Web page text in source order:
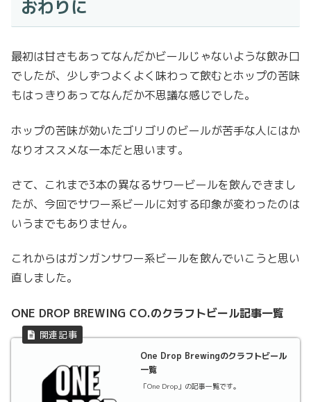
おわりに
最初は甘さもあってなんだかビールじゃないような飲み口
でしたが、少しずつよくよく味わって飲むとホップの苦味
もはっきりあってなんだか不思議な感じでした。
ホップの苦味が効いたゴリゴリのビールが苦手な人にはか
なりオススメな一本だと思います。
さて、これまで3本の異なるサワービールを飲んできまし
たが、今回でサワー系ビールに対する印象が変わったのは
いうまでもありません。
これからはガンガンサワー系ビールを飲んでいこうと思い
直しました。
ONE DROP BREWING CO.のクラフトビール記事一覧
One Drop Brewingのクラフトビール
一覧
「One Drop」の記事一覧です。